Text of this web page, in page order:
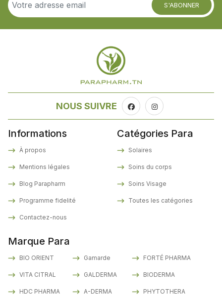
S'ABONNER
NOUS SUIVRE
Informations
À propos
Mentions légales
Blog Parapharm
Programme fidelité
Contactez-nous
Marque Para
BIO ORIENT
VITA CITRAL
HDC PHARMA
Gamarde
GALDERMA
A-DERMA
FORTÉ PHARMA
BIODERMA
PHYTOTHERA
Catégories Para
Solaires
Soins du corps
Soins Visage
Toutes les catégories